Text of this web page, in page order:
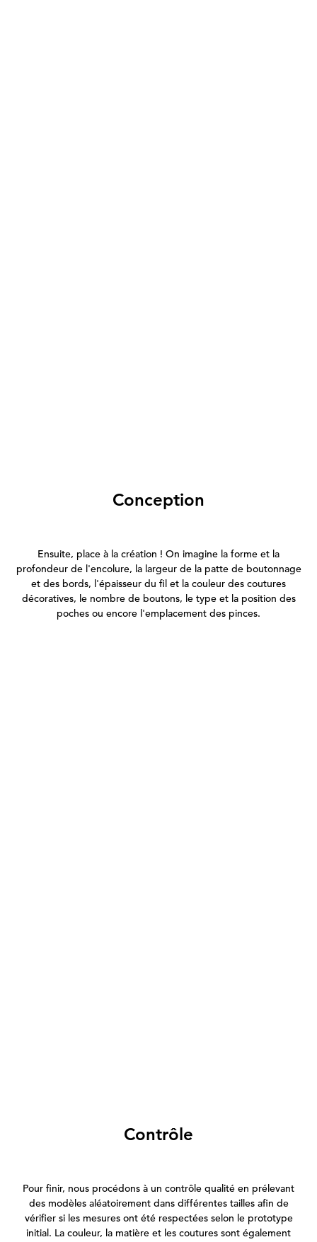
Conception
Ensuite, place à la création ! On imagine la forme et la
profondeur de l'encolure, la largeur de la patte de boutonnage
et des bords, l'épaisseur du fil et la couleur des coutures
décoratives, le nombre de boutons, le type et la position des
poches ou encore l'emplacement des pinces.
Contrôle
Pour finir, nous procédons à un contrôle qualité en prélevant
des modèles aléatoirement dans différentes tailles afin de
vérifier si les mesures ont été respectées selon le prototype
initial. La couleur, la matière et les coutures sont également